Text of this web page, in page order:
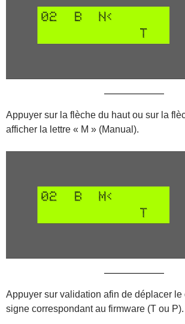
Appuyer sur la flèche du haut ou sur la
afficher la lettre « M » (Manual).
Appuyer sur validation afin de déplacer le
signe correspondant au firmware (T ou P).